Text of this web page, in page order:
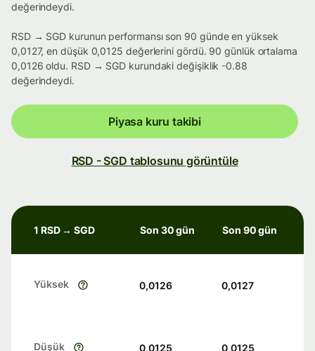
değerindeydi.
RSD → SGD kurunun performansı son 90 günde en yüksek
0,0127, en düşük 0,0125 değerlerini gördü. 90 günlük ortalama
0,0126 oldu. RSD → SGD kurundaki değişiklik -0.88
değerindeydi.
Piyasa kuru takibi
RSD - SGD tablosunu görüntüle
1 RSD → SGD Son 30 gün Son 90 gün
Yüksek 0,0126 0,0127
Düşük 0,0125 0,0125